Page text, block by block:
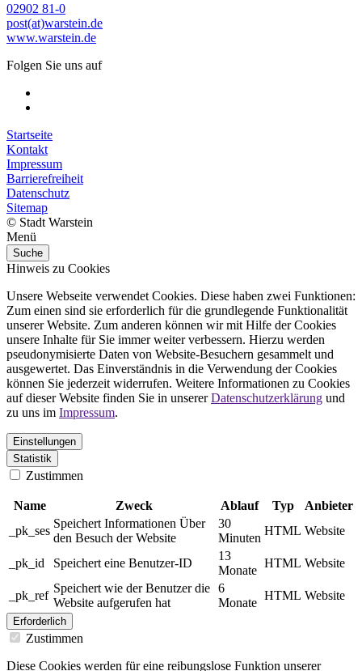
02902 81-0
post(at)warstein.de
www.warstein.de
Folgen Sie uns auf
Startseite
Kontakt
Impressum
Barrierefreiheit
Datenschutz
Sitemap
© Stadt Warstein
Menü
Suche
Hinweis zu Cookies
Unsere Webseite verwendet Cookies. Diese haben zwei Funktionen:
Zum einen sind sie erforderlich für die grundlegende Funktionalität
unserer Website. Zum anderen können wir mit Hilfe der Cookies
unsere Inhalte für Sie immer weiter verbessern. Hierzu werden
pseudonymisierte Daten von Website-Besuchern gesammelt und
ausgewertet. Das Einverständnis in die Verwendung der Cookies
können Sie jederzeit widerrufen. Weitere Informationen zu Cookies
auf dieser Website finden Sie in unsererDatenschutzerklärung und
zu uns im Impressum.
Einstellungen
Statistik
Zustimmen
Name Zweck Ablauf Typ
Anbieter
_pk_ses
Speichert Informationen Über
den Besuch der Website
30
Minuten
HTML Website
_pk_id Speichert eine Benutzer-ID
13
Monate
HTML Website
_pk_ref
Speichert wie der Benutzer die
Website aufgerufen hat
6
Monate
HTML Website
Erforderlich
Zustimmen
Diese Cookies werden für eine reibungslose Funktion unserer